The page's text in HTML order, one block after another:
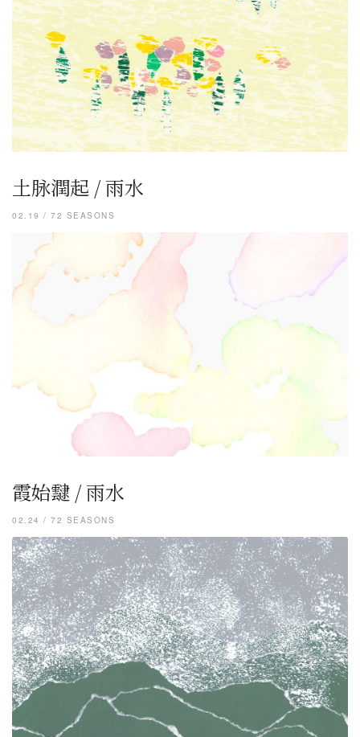
土脉潤起 / 雨水
02.19 / 72 SEASONS
霞始靆 / 雨水
02.24 / 72 SEASONS